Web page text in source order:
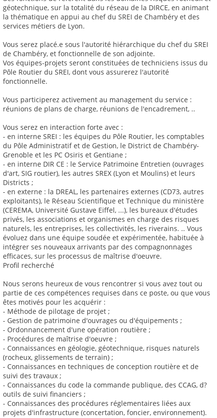
géotechnique, sur la totalité du réseau de la DIRCE, en animant
la thématique en appui au chef du SREI de Chambéry et des
services métiers de Lyon.
Vous serez placé.e sous l'autorité hiérarchique du chef du SREI
de Chambéry, et fonctionnelle de son adjointe.
Vos équipes-projets seront constituées de techniciens issus du
Pôle Routier du SREI, dont vous assurerez l'autorité
fonctionnelle.
Vous participerez activement au management du service :
réunions de plans de charge, réunions de l'encadrement, ..
Vous serez en interaction forte avec :
- en interne SREI : les équipes du Pôle Routier, les comptables
du Pôle Administratif et de Gestion, le District de Chambéry-
Grenoble et les PC Osiris et Gentiane ;
- en interne DIR CE : le Service Patrimoine Entretien (ouvrages
d'art, SIG routier), les autres SREX (Lyon et Moulins) et leurs
Districts ;
- en externe : la DREAL, les partenaires externes (CD73, autres
exploitants), le Réseau Scientifique et Technique du ministère
(CEREMA, Université Gustave Eiffel, ...), les bureaux d'études
privés, les associations et organismes en charge des risques
naturels, les entreprises, les collectivités, les riverains. .. Vous
évoluez dans une équipe soudée et expérimentée, habituée à
intégrer ses nouveaux arrivants par des compagnonnages
efficaces, sur les processus de maîtrise d'oeuvre.
Profil recherché
Nous serons heureux de vous rencontrer si vous avez tout ou
partie de ces compétences requises dans ce poste, ou que vous
êtes motivés pour les acquérir :
- Méthode de pilotage de projet ;
- Gestion de patrimoine d'ouvrages ou d'équipements ;
- Ordonnancement d'une opération routière ;
- Procédures de maîtrise d'oeuvre ;
- Connaissances en géologie, géotechnique, risques naturels
(rocheux, glissements de terrain) ;
- Connaissances en techniques de conception routière et de
suivi des travaux ;
- Connaissances du code la commande publique, des CCAG, d?
outils de suivi financiers ;
- Connaissances des procédures réglementaires liées aux
projets d'infrastructure (concertation, foncier, environnement).